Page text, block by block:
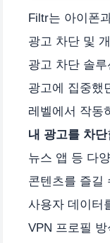
Filtr는 아이폰
광고 차단 및
광고 차단 솔
광고에 집중했
레벨에서 작동
내 광고를 차단
뉴스 앱 등 다
콘텐츠를 즐길
사용자 데이터
VPN 프로필